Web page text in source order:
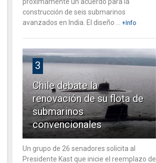
construcción de seis submarinos
avanzados en India. El diseño ...
+Info
3
Chile debate la
renovación de su flota de
submarinos
convencionales
Un grupo de 26 senadores solicita al
Presidente Kast que inicie el reemplazo de